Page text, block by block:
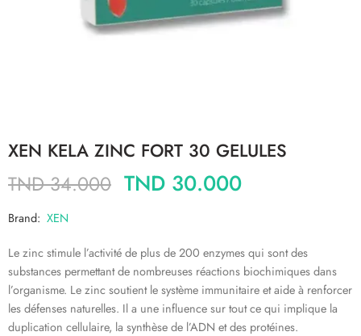
XEN KELA ZINC FORT 30 GELULES
TND34.000 TND 30.000
Brand: XEN
Le zinc stimule l’activité de plus de 200 enzymes qui sont des
substances permettant de nombreuses réactions biochimiques dans
l’organisme. Le zinc soutient le système immunitaire et aide à renforcer
les défenses naturelles. Il a une influence sur tout ce qui implique la
duplication cellulaire, la synthèse de l’ADN et des protéines.